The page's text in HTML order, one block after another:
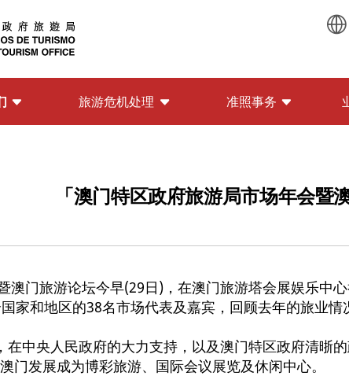
旅游危机处理 准照事务
「澳门特区政府旅游局市场年会暨
澳门旅游论坛今早(29日)，在澳门旅游塔会展娱乐中
家和地区的38名市场代表及嘉宾，回顾去年的旅业情
中央人民政府的大力支持，以及澳门特区政府清晣
门发展成为博彩旅游、国际会议展览及休闲中心。